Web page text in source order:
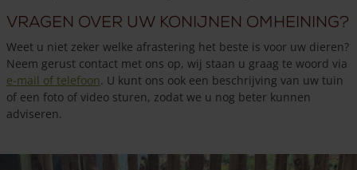
Vragen over uw konijnen omheining?
Weet u niet zeker welke afrastering het beste is voor uw dieren?
Neem gerust contact met ons op, wij staan u graag te woord via
e-mail of telefoon. U kunt ons ook een beschrijving van uw tuin
of een foto of video sturen, zodat we u nog beter kunnen
adviseren.